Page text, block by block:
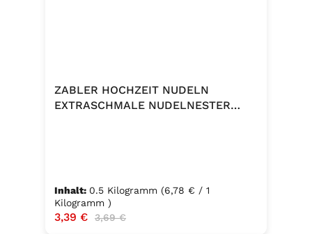
ZABLER HOCHZEIT NUDELN
EXTRASCHMALE NUDELNESTER
Inhalt: 0.5 Kilogramm (6,78 € / 1
Kilogramm )
Verkaufspreis:
3,39 € Regulärer Preis:
3,69 €